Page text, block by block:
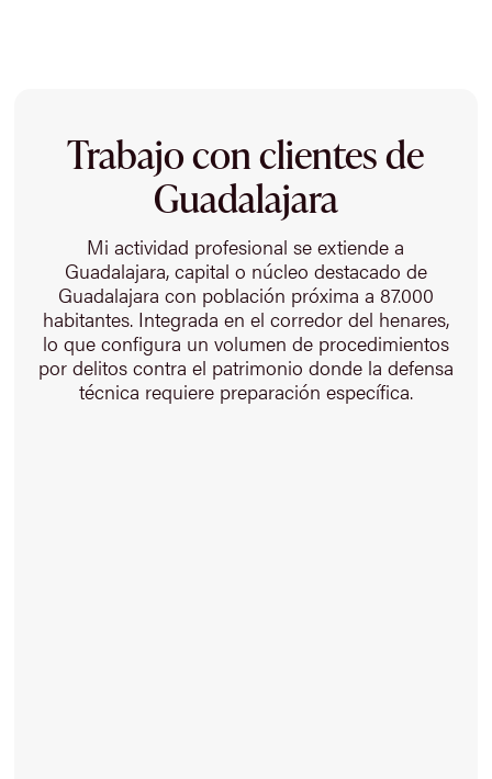
Trabajo con clientes de
Guadalajara
Mi actividad profesional se extiende a
Guadalajara, capital o núcleo destacado de
Guadalajara con población próxima a 87.000
habitantes. Integrada en el corredor del henares,
lo que configura un volumen de procedimientos
por delitos contra el patrimonio donde la defensa
técnica requiere preparación específica.